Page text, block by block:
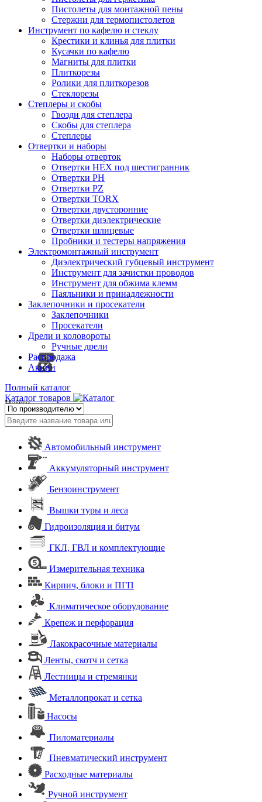
Пистолеты для монтажной пены
Стержни для термопистолетов
Инструмент по кафелю и стеклу
Крестики и клинья для плитки
Кусачки по кафелю
Магниты для плитки
Плиткорезы
Ролики для плиткорезов
Стеклорезы
Степлеры и скобы
Гвозди для степлера
Скобы для степлера
Степлеры
Отвертки и наборы
Наборы отверток
Отвертки HEX под шестигранник
Отвертки PH
Отвертки PZ
Отвертки TORX
Отвертки двусторонние
Отвертки диэлектрические
Отвертки шлицевые
Пробники и тестеры напряжения
Электромонтажный инструмент
Диэлектрический губцевый инструмент
Инструмент для зачистки проводов
Инструмент для обжима клемм
Паяльники и принадлежности
Заклепочники и просекатели
Заклепочники
Просекатели
Дрели и коловороты
Ручные дрели
Распродажа
Акции
Полный каталог
Каталог товаров
Найти
Автомобильный инструмент
Аккумуляторный инструмент
Бензоинструмент
Вышки туры и леса
Гидроизоляция и битум
ГКЛ, ГВЛ и комплектующие
Измерительная техника
Кирпич, блоки и ПГП
Климатическое оборудование
Крепеж и перфорация
Лакокрасочные материалы
Ленты, скотч и сетка
Лестницы и стремянки
Металлопрокат и сетка
Насосы
Пиломатериалы
Пневматический инструмент
Расходные материалы
Ручной инструмент